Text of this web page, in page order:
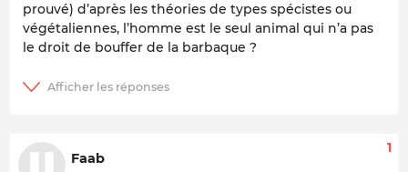
prouvé) d’après les théories de types spécistes ou
végétaliennes, l’homme est le seul animal qui n’a pas
le droit de bouffer de la barbaque ?
Faab
1